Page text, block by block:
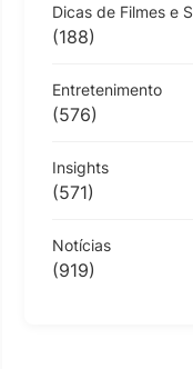
Dicas de Filmes e
(188)
Entretenimento
(576)
Insights
(571)
Notícias
(919)